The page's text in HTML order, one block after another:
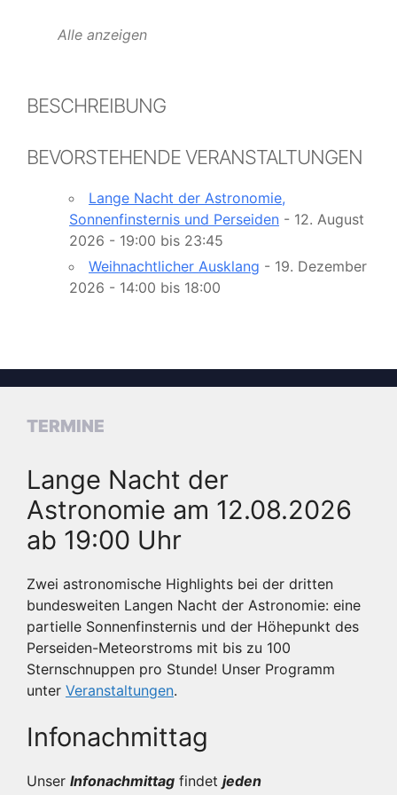
Alle anzeigen
BESCHREIBUNG
BEVORSTEHENDE VERANSTALTUNGEN
Lange Nacht der Astronomie,
Sonnenfinsternis und Perseiden - 12. August
2026 - 19:00 bis 23:45
Weihnachtlicher Ausklang - 19. Dezember
2026 - 14:00 bis 18:00
TERMINE
Lange Nacht der
Astronomie am 12.08.2026
ab 19:00 Uhr
Zwei astronomische Highlights bei der dritten
bundesweiten Langen Nacht der Astronomie: eine
partielle Sonnenfinsternis und der Höhepunkt des
Perseiden-Meteorstroms mit bis zu 100
Sternschnuppen pro Stunde! Unser Programm
unter Veranstaltungen.
Infonachmittag
Unser Infonachmittag findet jeden